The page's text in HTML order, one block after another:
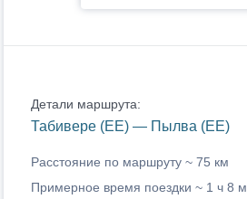
Детали маршрута:
Табивере (EE) — Пылва (EE)
Расстояние по маршруту ~ 75 км
Примерное время поездки ~ 1 ч 8 м